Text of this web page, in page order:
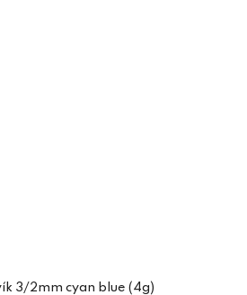
3/2mm cyan blue (4g)